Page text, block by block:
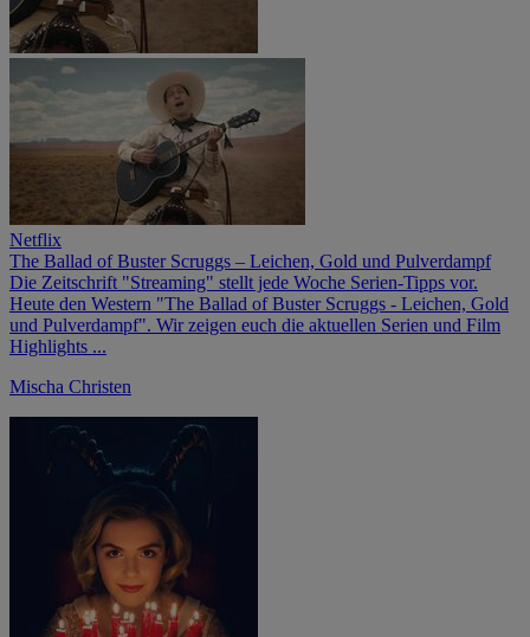
Netflix
The Ballad of Buster Scruggs – Leichen, Gold und Pulverdampf
Die Zeitschrift "Streaming" stellt jede Woche Serien-Tipps vor.
Heute den Western "The Ballad of Buster Scruggs - Leichen, Gold
und Pulverdampf". Wir zeigen euch die aktuellen Serien und Film
Highlights ...
Mischa Christen